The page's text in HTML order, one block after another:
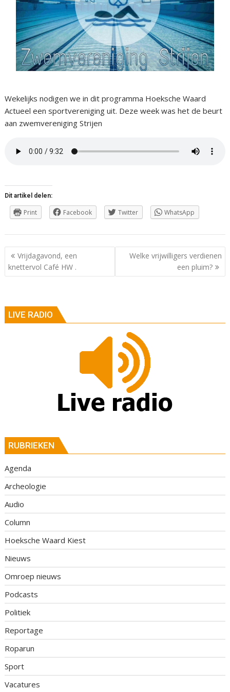
Wekelijks nodigen we in dit programma Hoeksche Waard
Actueel een sportvereniging uit. Deze week was het de beurt
aan zwemvereniging Strijen
Dit artikel delen:
Print Facebook Twitter WhatsApp
Berichtnavigatie
Vrijdagavond, een
knettervol Café HW .
Welke vrijwilligers verdienen
een pluim?
LIVE RADIO
RUBRIEKEN
Agenda
Archeologie
Audio
Column
Hoeksche Waard Kiest
Nieuws
Omroep nieuws
Podcasts
Politiek
Reportage
Roparun
Sport
Vacatures